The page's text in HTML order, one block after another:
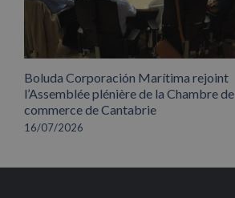
Boluda Corporación Marítima rejoint
l’Assemblée plénière de la Chambre de
commerce de Cantabrie
16/07/2026